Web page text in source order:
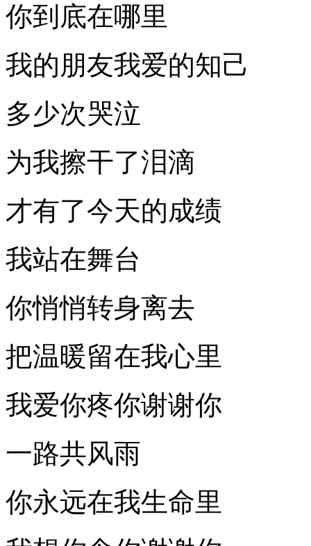
你到底在哪里
我的朋友我爱的知己
多少次哭泣
为我擦干了泪滴
才有了今天的成绩
我站在舞台
你悄悄转身离去
把温暖留在我心里
我爱你疼你谢谢你
一路共风雨
你永远在我生命里